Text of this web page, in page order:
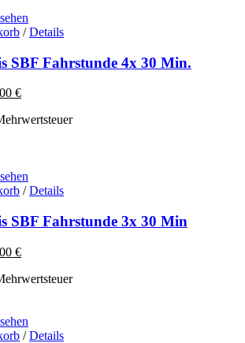
/ Details
SBF Fahrstunde 4x 30 Min.
€
€Aktueller
ist:
/ Details
SBF Fahrstunde 3x 30 Min
€
€Aktueller
ist:
/ Details